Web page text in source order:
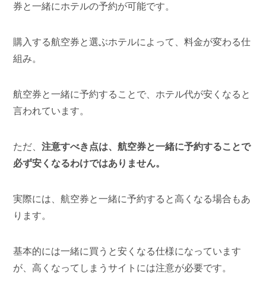
券と一緒にホテルの予約が可能です。
購入する航空券と選ぶホテルによって、料金が変わる仕
組み。
航空券と一緒に予約することで、ホテル代が安くなると
言われています。
ただ、注意すべき点は、航空券と一緒に予約することで
必ず安くなるわけではありません。
実際には、航空券と一緒に予約すると高くなる場合もあ
ります。
基本的には一緒に買うと安くなる仕様になっています
が、高くなってしまうサイトには注意が必要です。